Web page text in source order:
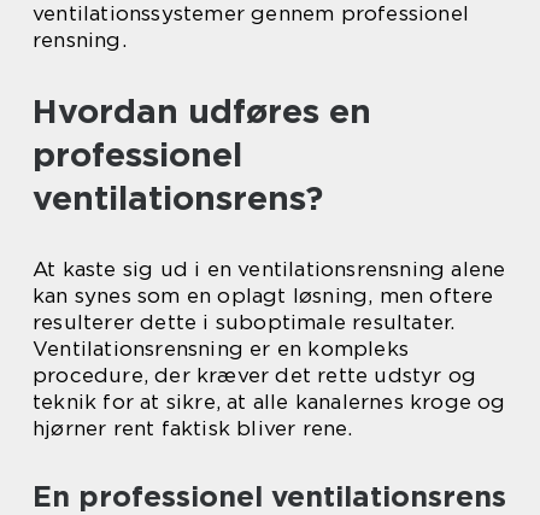
ventilationssystemer gennem professionel
rensning.
Hvordan udføres en
professionel
ventilationsrens?
At kaste sig ud i en ventilationsrensning alene
kan synes som en oplagt løsning, men oftere
resulterer dette i suboptimale resultater.
Ventilationsrensning er en kompleks
procedure, der kræver det rette udstyr og
teknik for at sikre, at alle kanalernes kroge og
hjørner rent faktisk bliver rene.
En professionel ventilationsrens